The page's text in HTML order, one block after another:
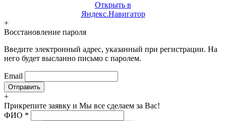
Открыть в
Яндекс.Навигатор
+
Восстановление пароля
Введите электронный адрес, указанный при регистрации. На
него будет высланно письмо с паролем.
Email
+
Прикрепите заявку и Мы все сделаем за Вас!
ФИО *